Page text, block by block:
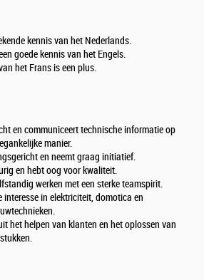
kennis van het Nederlands.
goede kennis van het Engels.
het Frans is een plus.
en communiceert technische informatie op
manier.
en neemt graag initiatief.
en hebt oog voor kwaliteit.
werken met een sterke teamspirit.
interesse in elektriciteit, domotica en
het helpen van klanten en het oplossen van